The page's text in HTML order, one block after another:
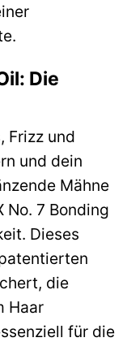
Die
Frizz und
und dein
Mähne
No. 7 Bonding
Dieses
die
Haar
für die